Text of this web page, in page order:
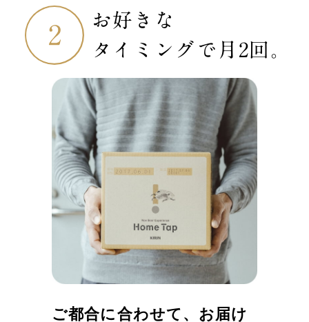
お好きな
タイミングで 月2回。
ご都合に合わせて、お届け